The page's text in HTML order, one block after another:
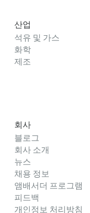
산업
석유 및 가스
화학
제조
회사
블로그
회사 소개
뉴스
채용 정보
앰배서더 프로그램
피드백
개인정보 처리방침